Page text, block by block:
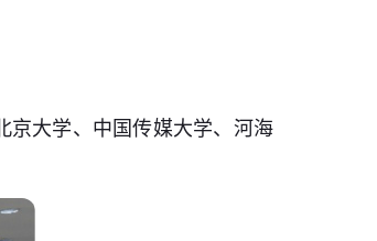
京大学、中国传媒大学、河海